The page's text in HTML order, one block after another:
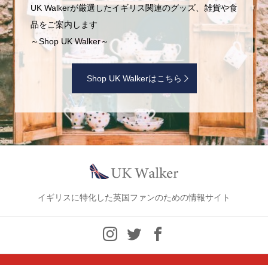
UK Walkerが厳選したイギリス関連のグッズ、雑貨や食
品をご案内します
～Shop UK Walker～
Shop UK Walkerはこちら
イギリスに特化した英国ファンのための情報サイト